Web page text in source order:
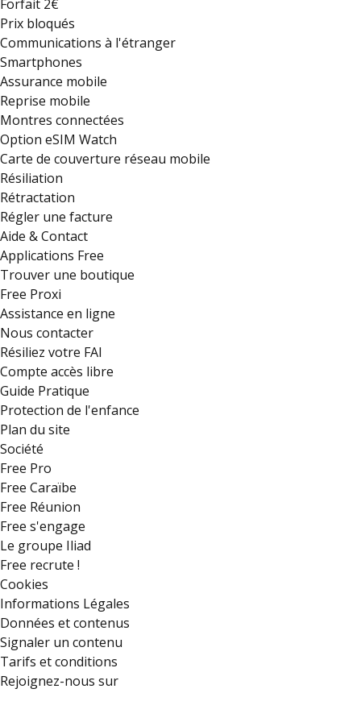
Forfait 2€
Prix bloqués
Communications à l'étranger
Smartphones
Assurance mobile
Reprise mobile
Montres connectées
Option eSIM Watch
Carte de couverture réseau mobile
Résiliation
Rétractation
Régler une facture
Aide & Contact
Applications Free
Trouver une boutique
Free Proxi
Assistance en ligne
Nous contacter
Résiliez votre FAI
Compte accès libre
Guide Pratique
Protection de l'enfance
Plan du site
Société
Free Pro
Free Caraïbe
Free Réunion
Free s'engage
Le groupe Iliad
Free recrute !
Cookies
Informations Légales
Données et contenus
Signaler un contenu
Tarifs et conditions
Rejoignez-nous sur